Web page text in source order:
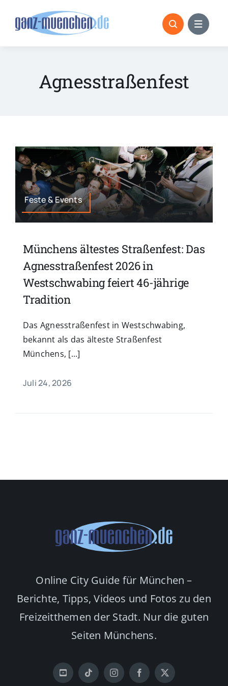
Agnesstraßenfest
Feste & Events
Münchens ältestes Straßenfest: Das
Agnesstraßenfest 2026 in
Westschwabing feiert 46-jährige
Tradition
Das Agnesstraßenfest in Westschwabing,
bekannt als das älteste Straßenfest
Münchens, [...]
Juli 24, 2026
Online City Guide für München –
Berichte, Tipps, Videos und Fotos zu den
Freizeitthemen der Stadt. Nur die guten
Seiten Münchens.